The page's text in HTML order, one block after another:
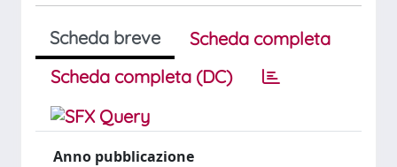
Scheda breve
Scheda completa
Scheda completa (DC)
Anno pubblicazione